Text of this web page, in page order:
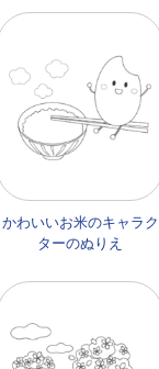
かわいいお米のキャラク
ターのぬりえ